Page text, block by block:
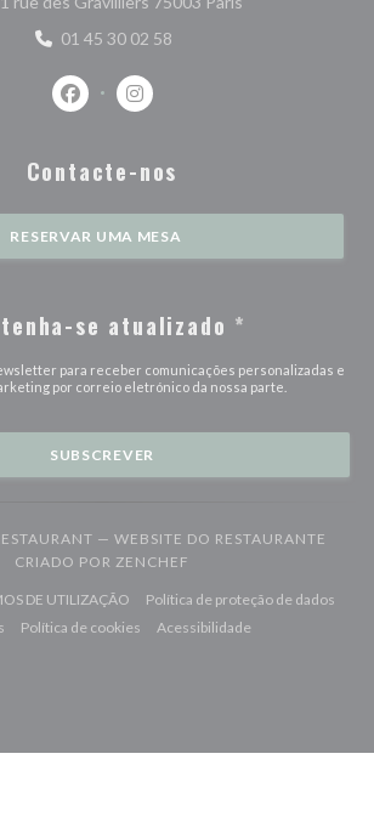
01 45 30 02 58
Facebook ((abre numa nova janela))
Instagram ((abre numa nova
Contacte-nos
RESERVAR UMA MESA
se atualizado *
para receber comunicações personalizadas e
por correio eletrónico da nossa parte.
SUBSCREVER
— WEBSITE DO RESTAURANTE
CRIADO POR ZENCHEF
nova janela))
DE UTILIZAÇÃO((abre numa nova janela))
Política de proteção de dados
((abre numa nova janela))
Política de cookies((abre numa nova janela))
Acessibilidade((abre numa nova